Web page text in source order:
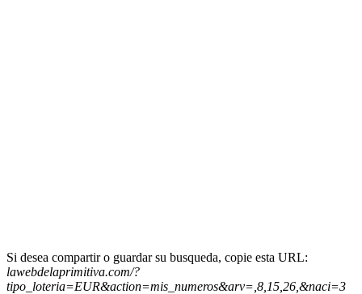
Si desea compartir o guardar su busqueda, copie esta URL:
lawebdelaprimitiva.com/?
tipo_loteria=EUR&action=mis_numeros&arv=,8,15,26,&naci=3